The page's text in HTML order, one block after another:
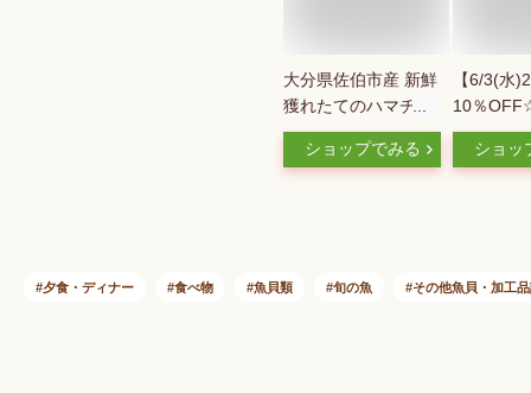
大分県佐伯市産 新鮮
獲れたてのハマチを
お届け! ビール酵母
で育てた豊後ハマチ
締め 冷蔵便 真空パ
ショップでみる
【6/3(水
10％
り♪スー
催！】ぶ
鮮 切るだ
ショッ
夕食・ディナー 食べ物 魚貝類 旬の魚 その他魚貝・加工